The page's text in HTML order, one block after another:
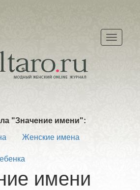
Меню
"Значение имени":
Женские имена
имени